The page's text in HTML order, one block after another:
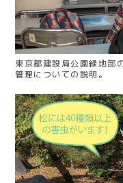
東京都建設局公園緑地部
管理についての説明。